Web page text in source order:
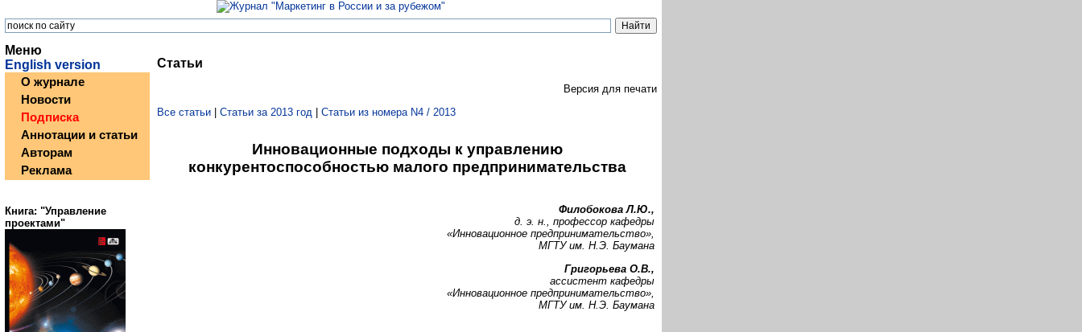
Меню
English version
О журнале
Новости
Подписка
Аннотации и статьи
Авторам
Реклама
Книга: "Управление
проектами"
Статьи
Версия для печати
Все статьи | Статьи за 2013 год | Статьи из номера N4 / 2013
Инновационные подходы к управлению
конкурентоспособностью малого предпринимательства
Филобокова Л.Ю.,
д. э. н., профессор кафедры
«Инновационное предпринимательство»,
МГТУ им. Н.Э. Баумана
Григорьева О.В.,
ассистент кафедры
«Инновационное предпринимательство»,
МГТУ им. Н.Э. Баумана